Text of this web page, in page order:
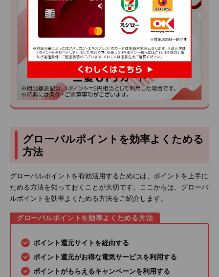
グローバルポイントを効率よくためる
方法
グローバルポイントを有効活用するためには、ポイントを上手に
ためる方法を知っておくことが大切です。ここからは、グローバ
ルポイントを効率よくためる方法をご紹介します。
グローバルポイントを効率よくためる方法
ポイント還元サイトを経由する
ポイント還元がお得な電気サービスを利用する
ポイントがもらえるキャンペーンを利用する